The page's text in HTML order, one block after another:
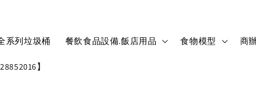
系列垃圾桶 餐飲食品設備.飯店用品 食物模型 商
】